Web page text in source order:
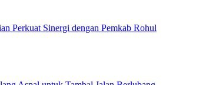
Perkuat Sinergi dengan Pemkab Rohul